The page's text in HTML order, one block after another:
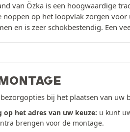
van Özka is een hoogwaardige
noppen op het loopvlak zorgen
en is zeer schokbestendig. Een
bij het plaatsen van uw
op het adres van uw keuze: u kunt
brengen voor de montage.